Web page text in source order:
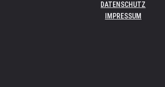
DATENSCHUTZ
IMPRESSUM